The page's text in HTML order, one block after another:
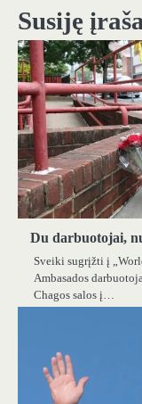
Susiję
Du darbuotojai,
Sveiki sugrįžti į
Ambasados
Chagos salos į…